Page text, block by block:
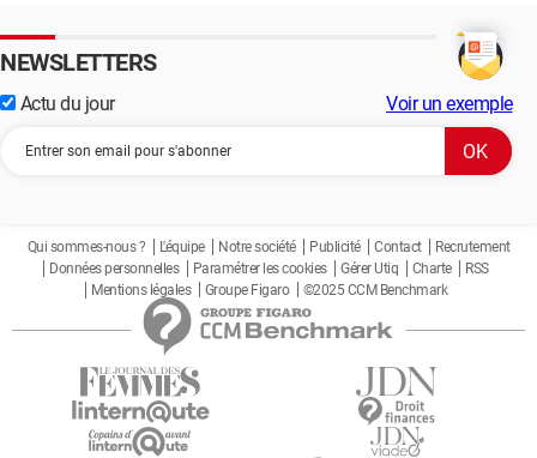
NEWSLETTERS
Actu du jour Voir un exemple
Qui sommes-nous ? L'équipe Notre société Publicité Contact
Recrutement
Données personnelles
Paramétrer les cookies Gérer Utiq Charte
RSS
Mentions légales
Groupe Figaro ©2025 CCM Benchmark